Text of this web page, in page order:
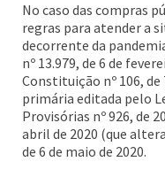
No caso das compras
regras para atender a
decorrente da
nº 13.979, de 6 de
Constituição nº 106,
primária editada pelo
Provisórias nº 926, de
abril de 2020 (que
de 6 de maio de 2020.